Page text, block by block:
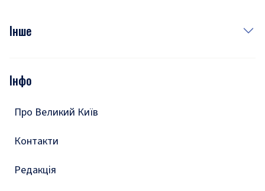
Фото
Подкасти
Інше
Тести
Інфо
Про Великий Київ
Контакти
Редакція